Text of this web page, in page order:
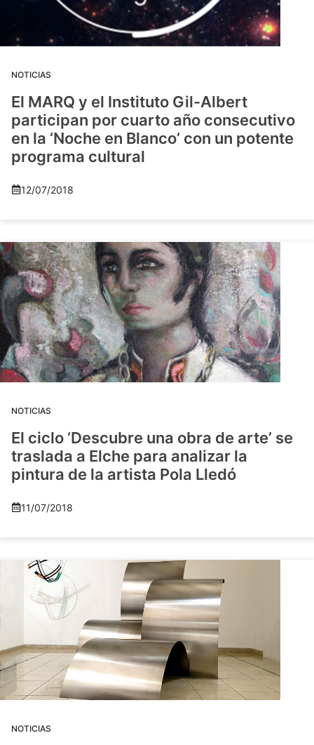
NOTICIAS
El MARQ y el Instituto Gil-Albert
participan por cuarto año consecutivo
en la ‘Noche en Blanco’ con un potente
programa cultural
12/07/2018
NOTICIAS
El ciclo ‘Descubre una obra de arte’ se
traslada a Elche para analizar la
pintura de la artista Pola Lledó
11/07/2018
NOTICIAS